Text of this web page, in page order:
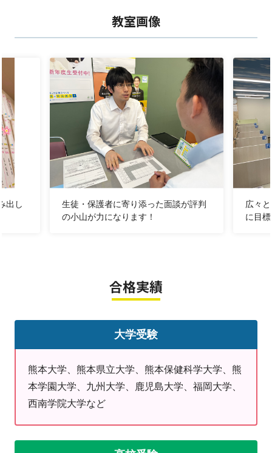
田迎教室は、小学生から高校生まで毎日たくさん
小学生はプログラミングコースや苦手な教科の復
習。
中学1・2年生は定期テストでの自己最高点獲得の
ための学習。できなかった教科ができるようにな
る‼
中学3年生は志望校合格にむけて5教科のレベルア
毎回の授業で先生と目標に向かって全力でがんば
っています♪
から、熊金市以外からも保護者の方の送迎にて通
教室画像
出し
生徒・保護者に寄り添った面談が評判
の小山が力になります！
広々
に目
合格実績
大学受験
熊本大学、熊本県立大学、熊本保健科学大学、熊
本学園大学、九州大学、鹿児島大学、福岡大学、
西南学院大学など